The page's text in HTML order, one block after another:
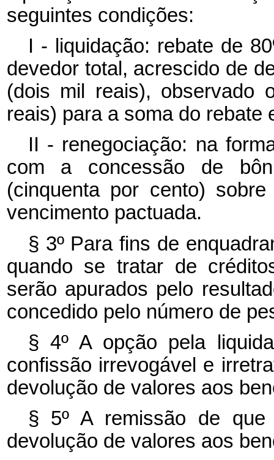
seguintes condições:
I - liquidação: rebate de
devedor total, acrescido de
(dois mil reais), observado
reais) para a soma do rebate
II - renegociação: na
com a concessão de
(cinquenta por cento)
vencimento pactuada.
§ 3º Para fins de
quando se tratar de
serão apurados pelo
concedido pelo número de
§ 4º A opção pela
confissão irrevogável e
devolução de valores aos
§ 5º A remissão de
devolução de valores aos